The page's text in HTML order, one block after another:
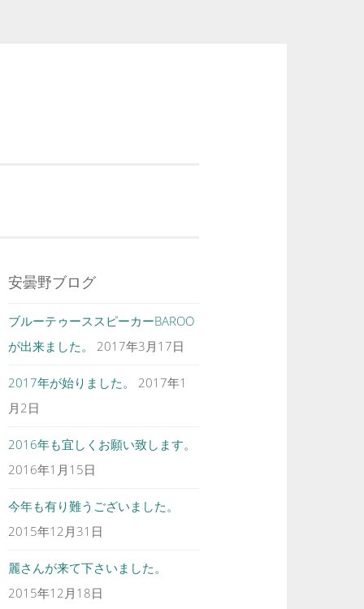
安曇野ブログ
ブルーテゥーススピーカーBAROO
が出来ました。
2017年3月17日
2017年が始りました。
2017年1
月2日
2016年も宜しくお願い致します。
2016年1月15日
今年も有り難うございました。
2015年12月31日
麗さんが来て下さいました。
2015年12月18日